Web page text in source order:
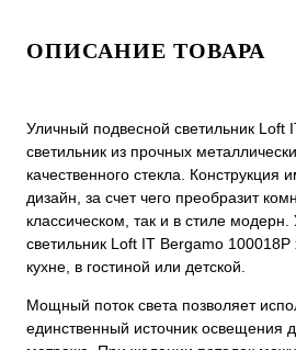
ОПИСАНИЕ ТОВАРА
Уличный подвесной светильник Loft
светильник из прочных
качественного стекла. Конструкция
дизайн, за счет чего преобразит
классическом, так и в стиле
светильник Loft IT Bergamo
кухне, в гостиной или детской.
Мощный поток света позволяет
единственный источник освещения